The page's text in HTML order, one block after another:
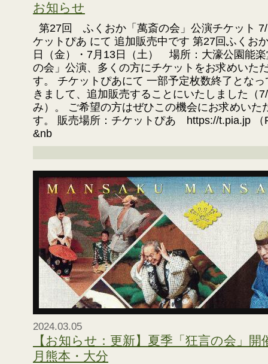
お知らせ
第27回 ふくおか「萬斎の会」公演チケット
ケットぴあ にて 追加販売中です 第27回ふくお
日（金）・7月13日（土） 場所：大濠公園能
の会」公演、多くの方にチケットをお求めいた
す。 チケットぴあにて 一部予定枚数終了とな
きまして、追加販売することにいたしました（
み）。 ご希望の方はぜひこの機会にお求めいた
す。 販売場所：チケットぴあ https://t.pia.jp （
&nb
2024.03.05
【お知らせ：更新】夏季「狂言の会」
月熊本・大分